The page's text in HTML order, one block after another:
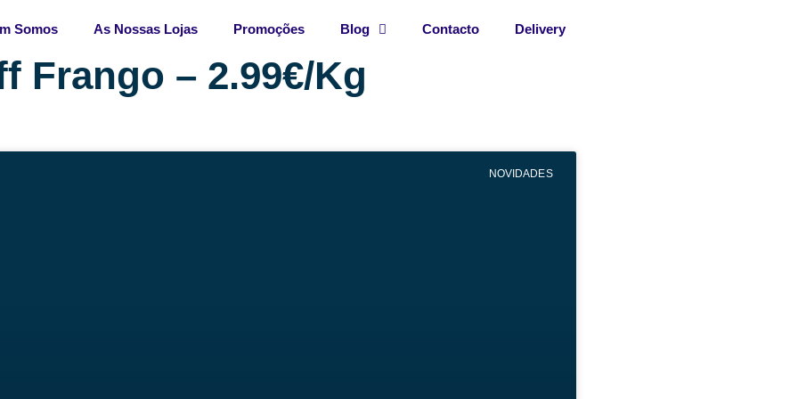
Somos As Nossas Lojas Promoções Blog Contacto Delivery
Frango – 2.99€/Kg
NOVIDADES